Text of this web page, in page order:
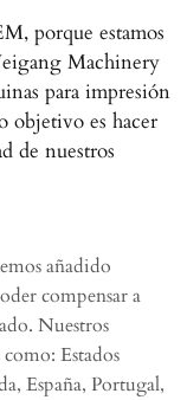
porque estamos
Machinery
para impresión
objetivo es hacer
de nuestros
añadido
compensar a
Nuestros
Estados
España, Portugal,